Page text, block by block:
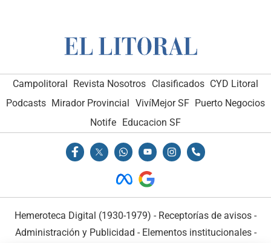
Campolitoral Revista Nosotros Clasificados CYD Litoral
Podcasts Mirador Provincial VivíMejor SF Puerto Negocios
Notife
Educacion SF
Hemeroteca Digital (1930-1979) - Receptorías de avisos -
Administración y Publicidad - Elementos institucionales-